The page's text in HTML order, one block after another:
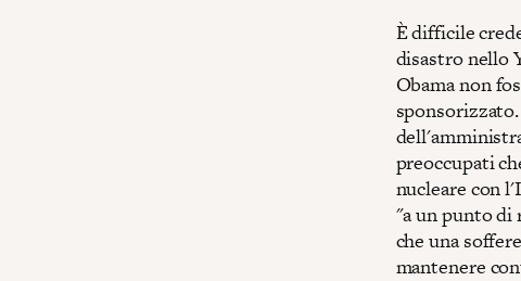
È difficile
disastro nello
Obama non
preoccupati
nucleare con
"a un punto di
che una
mantenere